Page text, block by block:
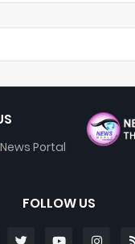
Portal
FOLLOW US